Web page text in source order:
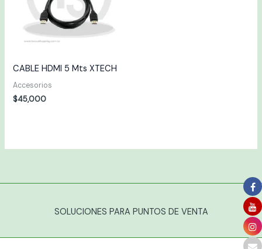
CABLE HDMI 5 Mts XTECH
Accesorios
$45,000
SOLUCIONES PARA PUNTOS DE VENTA